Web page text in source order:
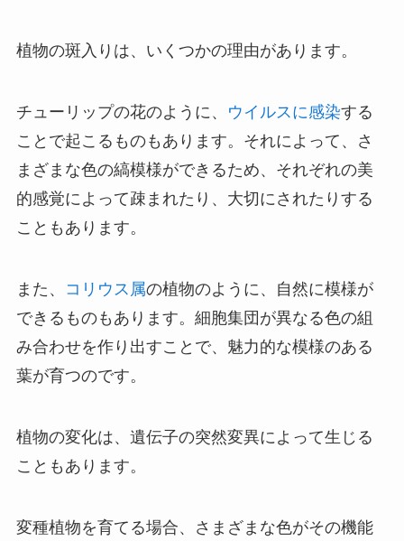
植物の斑入りは、いくつかの理由があります。
チューリップの花のように、 ウイルスに感染する
ことで起こるものもあります。それによって、さ
まざまな色の縞模様ができるため、それぞれの美
的感覚によって疎まれたり、大切にされたりする
こともあります。
また、 コリウス属の植物のように、自然に模様が
できるものもあります。細胞集団が異なる色の組
み合わせを作り出すことで、魅力的な模様のある
葉が育つのです。
植物の変化は、遺伝子の突然変異によって生じる
こともあります。
変種植物を育てる場合、さまざまな色がその機能